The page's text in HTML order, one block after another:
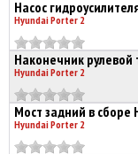
Насос
Hyundai Porter 2
Наконечник
Hyundai Porter 2
Мост задний в сборе
Hyundai Porter 2